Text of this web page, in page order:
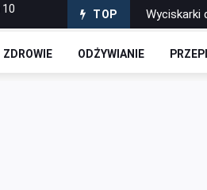
10 TOP
Puszyste i
ZDROWIE ODŻYWIANIE